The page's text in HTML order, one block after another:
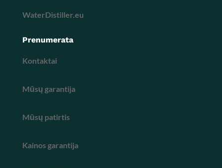
WaterDistiller.eu
Prenumerata
Kontaktai
Mūsų garantija
Mūsų patirtis
Kainos garantija